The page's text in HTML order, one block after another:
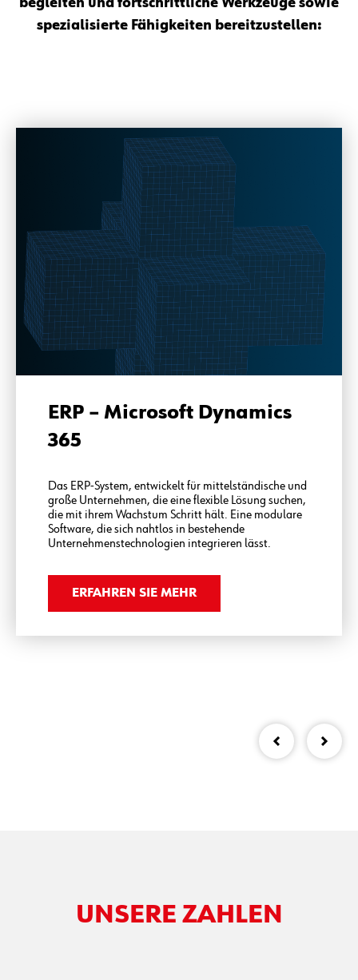
begleiten und fortschrittliche Werkzeuge sowie
spezialisierte Fähigkeiten bereitzustellen:
ERP – Microsoft Dynamics
365
Das ERP-System, entwickelt für mittelständische und
große Unternehmen, die eine flexible Lösung suchen,
die mit ihrem Wachstum Schritt hält. Eine modulare
Software, die sich nahtlos in bestehende
Unternehmens­technologien integrieren lässt.
ERFAHREN SIE MEHR
UNSERE ZAHLEN